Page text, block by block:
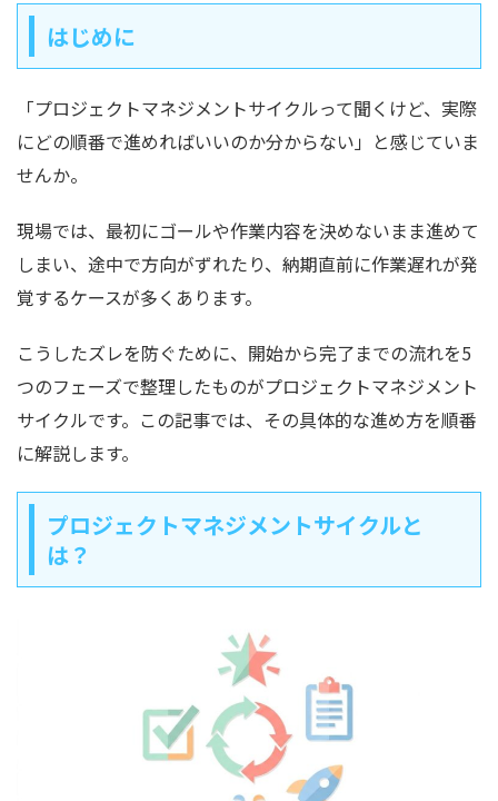
はじめに
「プロジェクトマネジメントサイクルって聞くけど、実際
にどの順番で進めればいいのか分からない」と感じていま
せんか。
現場では、最初にゴールや作業内容を決めないまま進めて
しまい、途中で方向がずれたり、納期直前に作業遅れが発
覚するケースが多くあります。
こうしたズレを防ぐために、開始から完了までの流れを5
つのフェーズで整理したものがプロジェクトマネジメント
サイクルです。この記事では、その具体的な進め方を順番
に解説します。
プロジェクトマネジメントサイクルと
は？